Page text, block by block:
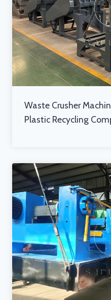
Waste Crusher
Plastic Recycling